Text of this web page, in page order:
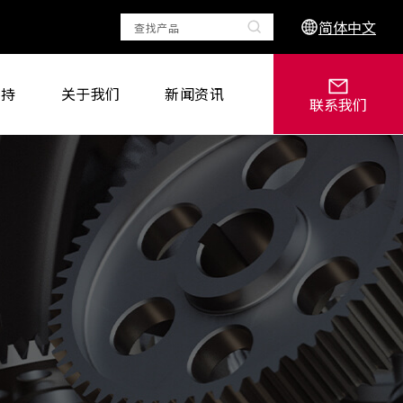
简体中文
关于我们 新闻资讯 联系我们